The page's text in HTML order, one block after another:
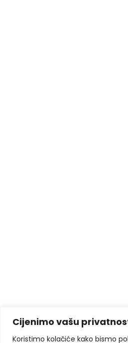
Cijenimo vašu
Koristimo kolačiće kako bismo